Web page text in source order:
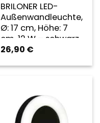
BRILONER LED-
Außenwandleuchte,
Ø: 17 cm, Höhe: 7
cm, 12 W – schwarz
26,90 €